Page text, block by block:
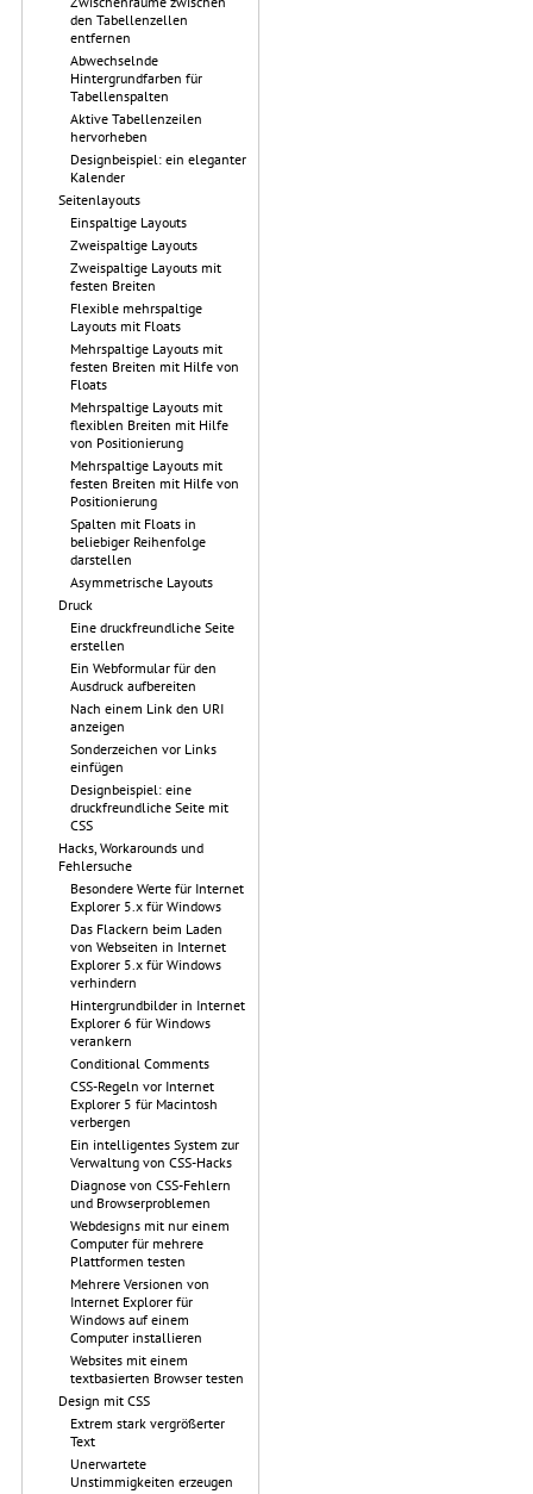
den Tabellenzellen
entfernen
Abwechselnde
Hintergrundfarben für
Tabellenspalten
Aktive Tabellenzeilen
hervorheben
Designbeispiel: ein eleganter
Kalender
Seitenlayouts
Einspaltige Layouts
Zweispaltige Layouts
Zweispaltige Layouts mit
festen Breiten
Flexible mehrspaltige
Layouts mit Floats
Mehrspaltige Layouts mit
festen Breiten mit Hilfe von
Floats
Mehrspaltige Layouts mit
flexiblen Breiten mit Hilfe
von Positionierung
Mehrspaltige Layouts mit
festen Breiten mit Hilfe von
Positionierung
Spalten mit Floats in
beliebiger Reihenfolge
darstellen
Asymmetrische Layouts
Druck
Eine druckfreundliche Seite
erstellen
Ein Webformular für den
Ausdruck aufbereiten
Nach einem Link den URI
anzeigen
Sonderzeichen vor Links
einfügen
Designbeispiel: eine
druckfreundliche Seite mit
CSS
Hacks, Workarounds und
Fehlersuche
Besondere Werte für Internet
Explorer 5.x für Windows
Das Flackern beim Laden
von Webseiten in Internet
Explorer 5.x für Windows
verhindern
Hintergrundbilder in Internet
Explorer 6 für Windows
verankern
Conditional Comments
CSS-Regeln vor Internet
Explorer 5 für Macintosh
verbergen
Ein intelligentes System zur
Verwaltung von CSS-Hacks
Diagnose von CSS-Fehlern
und Browserproblemen
Webdesigns mit nur einem
Computer für mehrere
Plattformen testen
Mehrere Versionen von
Internet Explorer für
Windows auf einem
Computer installieren
Websites mit einem
textbasierten Browser testen
Design mit CSS
Extrem stark vergrößerter
Text
Unerwartete
Unstimmigkeiten erzeugen